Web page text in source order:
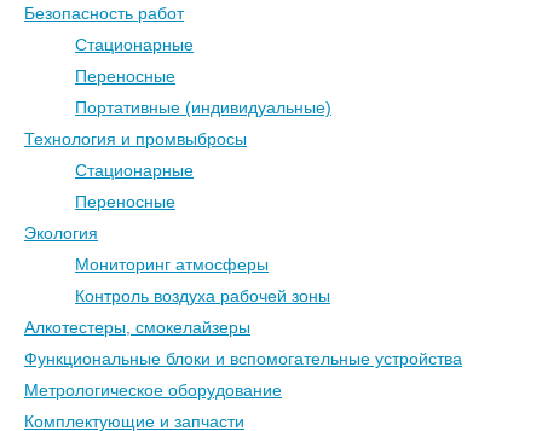
Безопасность работ
Стационарные
Переносные
Портативные (индивидуальные)
Технология и промвыбросы
Стационарные
Переносные
Экология
Мониторинг атмосферы
Контроль воздуха рабочей зоны
Алкотестеры, смокелайзеры
Функциональные блоки и вспомогательные устройства
Метрологическое оборудование
Комплектующие и запчасти